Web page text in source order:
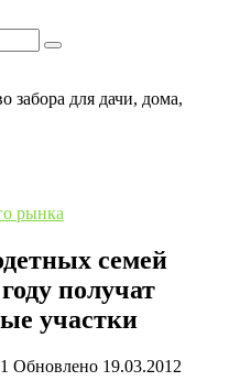
забора для дачи, дома,
рынка
семей
получат
участки
Обновлено 19.03.2012